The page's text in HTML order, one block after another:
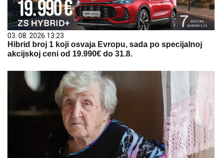
03. 08. 2026 13:23
Hibrid broj 1 koji osvaja Evropu, sada po specijalnoj
akcijskoj ceni od 19.990€ do 31.8.